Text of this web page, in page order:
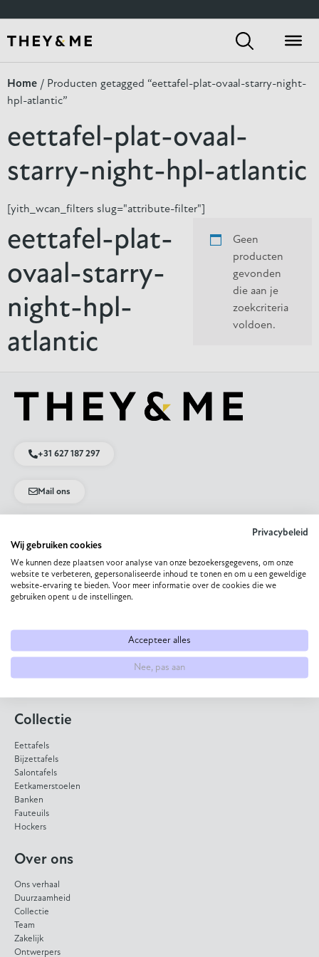
Home / Producten getagged “eettafel-plat-ovaal-starry-night-
hpl-atlantic”
eettafel-plat-ovaal-
starry-night-hpl-atlantic
[yith_wcan_filters slug="attribute-filter"]
eettafel-plat-
ovaal-starry-
night-hpl-
atlantic
Geen
producten
gevonden
die aan je
zoekcriteria
voldoen.
+31 627 187 297
Mail ons
Direct naar
Bank op maat laten maken
Dekton eettafel
Collectie
Eettafels
Bijzettafels
Salontafels
Eetkamerstoelen
Banken
Fauteuils
Hockers
Over ons
Ons verhaal
Duurzaamheid
Collectie
Team
Zakelijk
Ontwerpers
Privacybeleid
Wij gebruiken cookies
We kunnen deze plaatsen voor analyse van onze bezoekersgegevens, om onze
website te verbeteren, gepersonaliseerde inhoud te tonen en om u een geweldige
website-ervaring te bieden. Voor meer informatie over de cookies die we
gebruiken opent u de instellingen.
Accepteer alles
Nee, pas aan